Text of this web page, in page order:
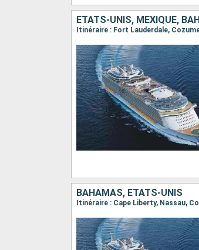
ÉTATS-UNIS, MEXIQUE,
Itinéraire : Fort Lauderdale,
BAHAMAS, ÉTATS-UNIS
Itinéraire : Cape Liberty, Nassau,